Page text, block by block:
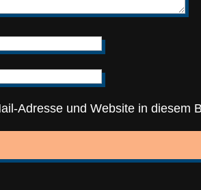
Adresse und Website in diesem